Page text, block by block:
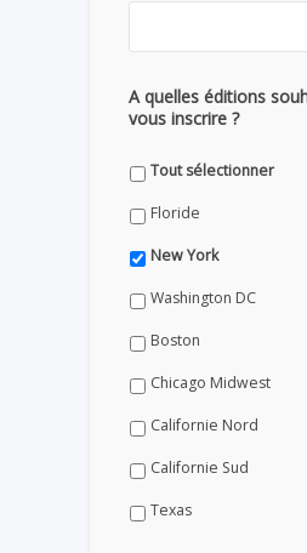
A quelles éditions
vous inscrire ?
Tout sélectionner
Floride
New York
Washington DC
Boston
Chicago Midwest
Californie Nord
Californie Sud
Texas